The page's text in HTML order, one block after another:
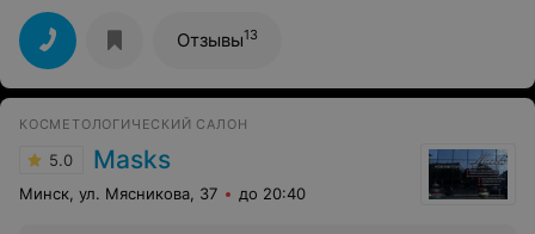
Отзывы13
КОСМЕТОЛОГИЧЕСКИЙ САЛОН
5.0 Masks
Минск, ул. Мясникова, 37 до 20:40